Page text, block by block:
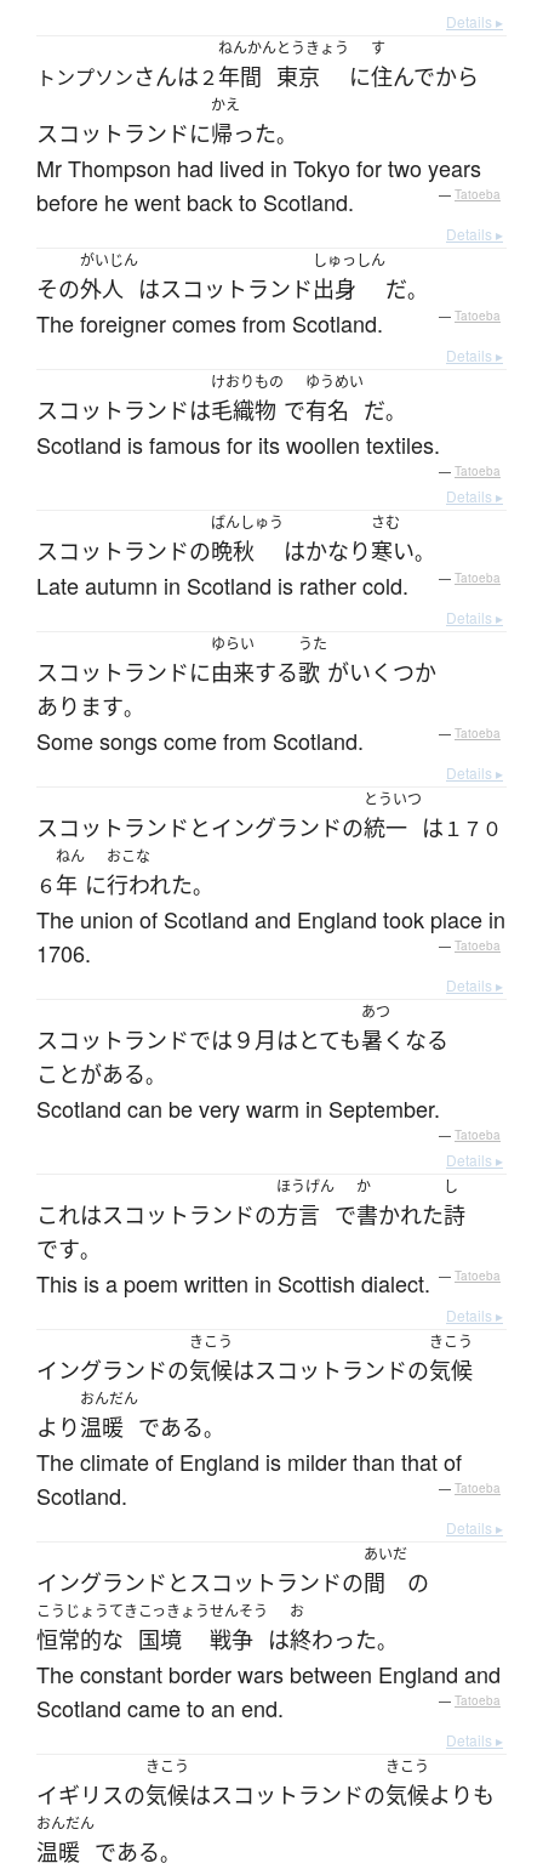
Details ▸
トンプソンさんは２
ねんかん
年間
とうきょう
東京 に
す
住んでから
スコットランドに
かえ
帰った。
Mr Thompson had lived in Tokyo for two years
before he went back to Scotland.
— Tatoeba
Details ▸
その
がいじん
外人 はスコットランド
しゅっしん
出身 だ。
The foreigner comes from Scotland. — Tatoeba
Details ▸
スコットランドは
けおりもの
毛織物 で
ゆうめい
有名 だ。
Scotland is famous for its woollen textiles.
— Tatoeba
Details ▸
スコットランドの
ばんしゅう
晩秋 はかなり
さむ
寒い。
Late autumn in Scotland is rather cold. — Tatoeba
Details ▸
スコットランドに
ゆらい
由来する
うた
歌 がいくつか
あります。
Some songs come from Scotland. — Tatoeba
Details ▸
スコットランド とイングランドの
とういつ
統一 は １７０
６
ねん
年 に
おこな
行われた。
The union of Scotland and England took place in
1706.
— Tatoeba
Details ▸
スコットランドでは ９月 はとても
あつ
暑く なる
ことがある。
Scotland can be very warm in September.
— Tatoeba
Details ▸
これはスコットランドの
ほうげん
方言 で
か
書かれた
し
詩
です。
This is a poem written in Scottish dialect. — Tatoeba
Details ▸
イングランドの
きこう
気候はスコットランドの
きこう
気候
より
おんだん
温暖 である。
The climate of England is milder than that of
Scotland.
— Tatoeba
Details ▸
イングランド とスコットランドの
あいだ
間 の
こうじょうてき
恒常的な
こっきょう
国境
せんそう
戦争 は
お
終わった。
The constant border wars between England and
Scotland came to an end.
— Tatoeba
Details ▸
イギリスの
きこう
気候はスコットランドの
きこう
気候よりも
おんだん
温暖 である。